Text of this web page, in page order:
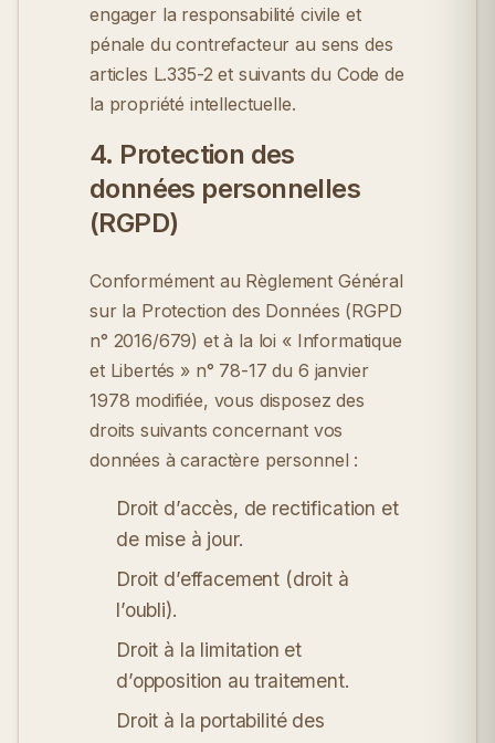
engager la responsabilité civile et
pénale du contrefacteur au sens des
articles L.335-2 et suivants du Code de
la propriété intellectuelle.
4. Protection des
données personnelles
(RGPD)
Conformément au Règlement Général
sur la Protection des Données (RGPD
n° 2016/679) et à la loi « Informatique
et Libertés » n° 78-17 du 6 janvier
1978 modifiée, vous disposez des
droits suivants concernant vos
données à caractère personnel :
Droit d’accès, de rectification et
de mise à jour.
Droit d’effacement (droit à
l’oubli).
Droit à la limitation et
d’opposition au traitement.
Droit à la portabilité des